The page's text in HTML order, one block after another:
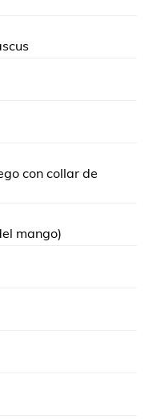
con collar de
mango)